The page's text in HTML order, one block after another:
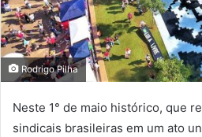
Rodrigo Pilha
Neste 1° de maio histórico, que
sindicais brasileiras em um ato